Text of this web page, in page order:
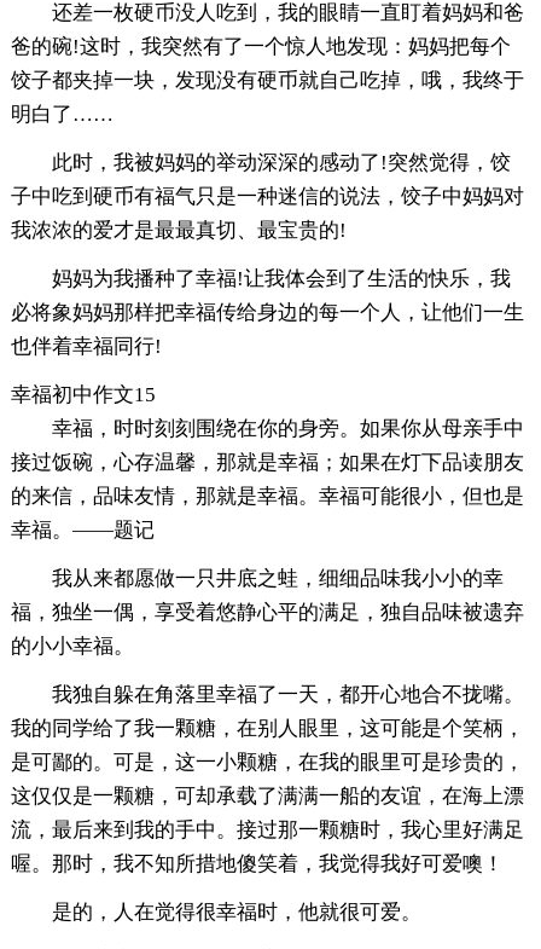
还差一枚硬币没人吃到，我的眼睛一直盯着妈妈和爸
爸的碗!这时，我突然有了一个惊人地发现：妈妈把每个
饺子都夹掉一块，发现没有硬币就自己吃掉，哦，我终于
明白了……
此时，我被妈妈的举动深深的感动了!突然觉得，饺
子中吃到硬币有福气只是一种迷信的说法，饺子中妈妈对
我浓浓的爱才是最最真切、最宝贵的!
妈妈为我播种了幸福!让我体会到了生活的快乐，我
必将象妈妈那样把幸福传给身边的每一个人，让他们一生
也伴着幸福同行!
幸福初中作文15
幸福，时时刻刻围绕在你的身旁。如果你从母亲手中
接过饭碗，心存温馨，那就是幸福；如果在灯下品读朋友
的来信，品味友情，那就是幸福。幸福可能很小，但也是
幸福。——题记
我从来都愿做一只井底之蛙，细细品味我小小的幸
福，独坐一偶，享受着悠静心平的满足，独自品味被遗弃
的小小幸福。
我独自躲在角落里幸福了一天，都开心地合不拢嘴。
我的同学给了我一颗糖，在别人眼里，这可能是个笑柄，
是可鄙的。可是，这一小颗糖，在我的眼里可是珍贵的，
这仅仅是一颗糖，可却承载了满满一船的友谊，在海上漂
流，最后来到我的手中。接过那一颗糖时，我心里好满足
喔。那时，我不知所措地傻笑着，我觉得我好可爱噢！
是的，人在觉得很幸福时，他就很可爱。